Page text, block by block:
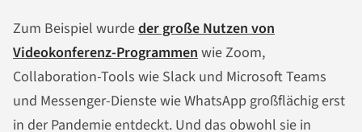
Zum Beispiel wurdeder große Nutzen von
Videokonferenz-Programmen wie Zoom,
Collaboration-Tools wie Slack und Microsoft Teams
und Messenger-Dienste wie WhatsApp großflächig erst
in der Pandemie entdeckt. Und das obwohl sie in